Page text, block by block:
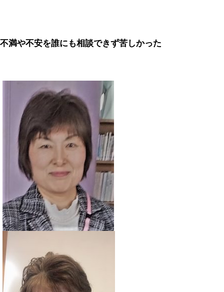
不満や不安を誰にも相談できず苦しかった